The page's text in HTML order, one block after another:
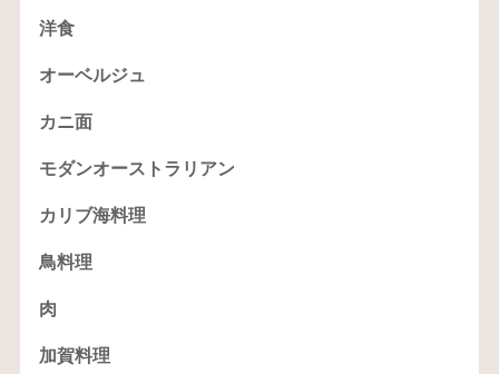
洋食
オーベルジュ
カニ面
モダンオーストラリアン
カリブ海料理
鳥料理
肉
加賀料理